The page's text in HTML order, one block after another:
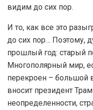
видим до сих пор.
И то, как все это
до сих пор… Поэтому,
прошлый год: старый
Многополярный мир,
перекроен – большой
вносит президент
неопределенности,